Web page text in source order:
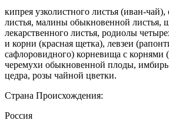
кипрея узколистного листья (иван-
листья, малины обыкновенной листья,
лекарственного листья, родиолы
и корни (красная щетка), левзеи
сафлоровидного) корневища с корнями
черемухи обыкновенной плоды,
цедра, розы чайной цветки.
Страна Происхождения:
Россия